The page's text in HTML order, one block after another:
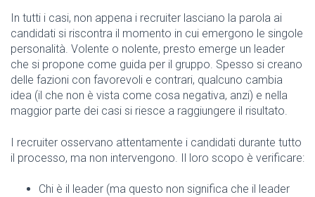
In tutti i casi, non appena i recruiter lasciano la parola ai
candidati si riscontra il momento in cui emergono le singole
personalità. Volente o nolente, presto emerge un leader
che si propone come guida per il gruppo. Spesso si creano
delle fazioni con favorevoli e contrari, qualcuno cambia
idea (il che non è vista come cosa negativa, anzi) e nella
maggior parte dei casi si riesce a raggiungere il risultato.
I recruiter osservano attentamente i candidati durante tutto
il processo, ma non intervengono. Il loro scopo è verificare:
Chi è il leader (ma questo non significa che il leader